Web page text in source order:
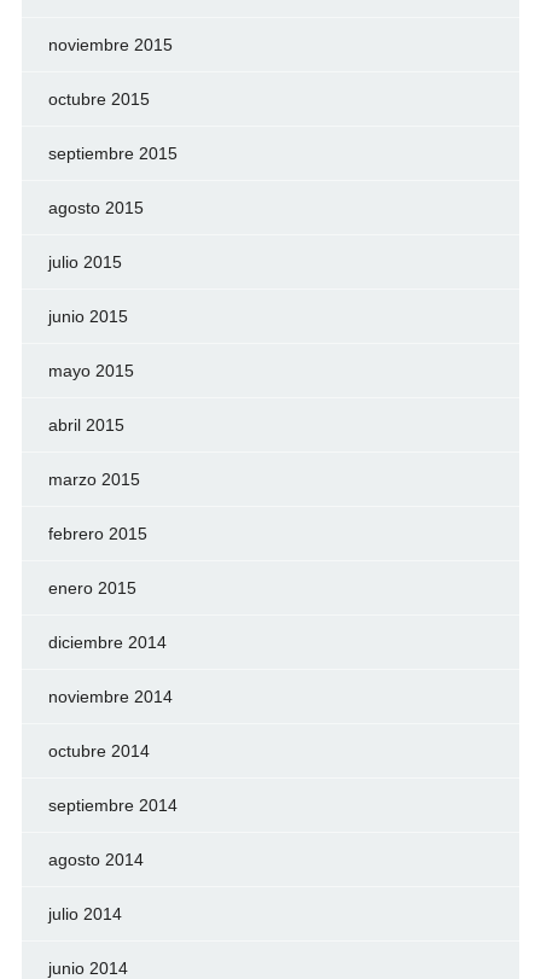
noviembre 2015
octubre 2015
septiembre 2015
agosto 2015
julio 2015
junio 2015
mayo 2015
abril 2015
marzo 2015
febrero 2015
enero 2015
diciembre 2014
noviembre 2014
octubre 2014
septiembre 2014
agosto 2014
julio 2014
junio 2014